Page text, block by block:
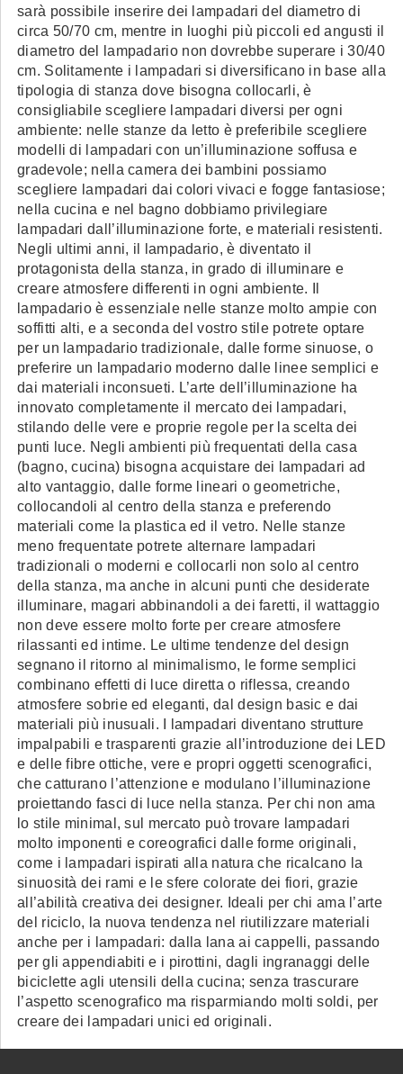
sarà possibile inserire dei lampadari del diametro di
circa 50/70 cm, mentre in luoghi più piccoli ed angusti il
diametro del lampadario non dovrebbe superare i 30/40
cm. Solitamente i lampadari si diversificano in base alla
tipologia di stanza dove bisogna collocarli, è
consigliabile scegliere lampadari diversi per ogni
ambiente: nelle stanze da letto è preferibile scegliere
modelli di lampadari con un’illuminazione soffusa e
gradevole; nella camera dei bambini possiamo
scegliere lampadari dai colori vivaci e fogge fantasiose;
nella cucina e nel bagno dobbiamo privilegiare
lampadari dall’illuminazione forte, e materiali resistenti.
Negli ultimi anni, il lampadario, è diventato il
protagonista della stanza, in grado di illuminare e
creare atmosfere differenti in ogni ambiente. Il
lampadario è essenziale nelle stanze molto ampie con
soffitti alti, e a seconda del vostro stile potrete optare
per un lampadario tradizionale, dalle forme sinuose, o
preferire un lampadario moderno dalle linee semplici e
dai materiali inconsueti. L’arte dell’illuminazione ha
innovato completamente il mercato dei lampadari,
stilando delle vere e proprie regole per la scelta dei
punti luce. Negli ambienti più frequentati della casa
(bagno, cucina) bisogna acquistare dei lampadari ad
alto vantaggio, dalle forme lineari o geometriche,
collocandoli al centro della stanza e preferendo
materiali come la plastica ed il vetro. Nelle stanze
meno frequentate potrete alternare lampadari
tradizionali o moderni e collocarli non solo al centro
della stanza, ma anche in alcuni punti che desiderate
illuminare, magari abbinandoli a dei faretti, il wattaggio
non deve essere molto forte per creare atmosfere
rilassanti ed intime. Le ultime tendenze del design
segnano il ritorno al minimalismo, le forme semplici
combinano effetti di luce diretta o riflessa, creando
atmosfere sobrie ed eleganti, dal design basic e dai
materiali più inusuali. I lampadari diventano strutture
impalpabili e trasparenti grazie all’introduzione dei LED
e delle fibre ottiche, vere e propri oggetti scenografici,
che catturano l’attenzione e modulano l’illuminazione
proiettando fasci di luce nella stanza. Per chi non ama
lo stile minimal, sul mercato può trovare lampadari
molto imponenti e coreografici dalle forme originali,
come i lampadari ispirati alla natura che ricalcano la
sinuosità dei rami e le sfere colorate dei fiori, grazie
all’abilità creativa dei designer. Ideali per chi ama l’arte
del riciclo, la nuova tendenza nel riutilizzare materiali
anche per i lampadari: dalla lana ai cappelli, passando
per gli appendiabiti e i pirottini, dagli ingranaggi delle
biciclette agli utensili della cucina; senza trascurare
l’aspetto scenografico ma risparmiando molti soldi, per
creare dei lampadari unici ed originali.